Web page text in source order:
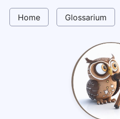
Home Glossarium